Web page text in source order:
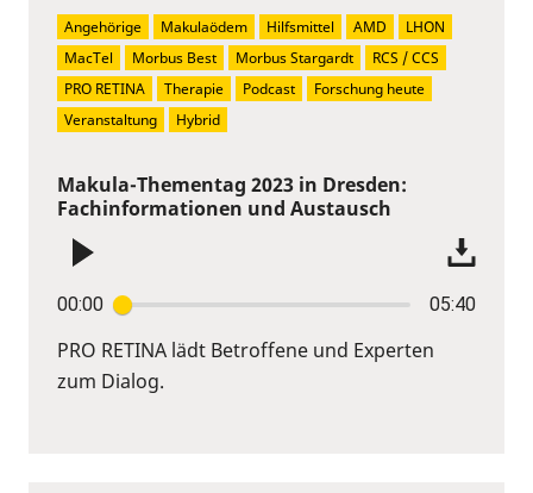
Makula-Thementag 2023 in Dresden:
Fachinformationen und Austausch
00:00 05:40
PRO RETINA lädt Betroffene und Experten
zum Dialog.
Angehörige Makulaödem Hilfsmittel AMD
LHON
MacTel
Morbus Best Morbus Stargardt
RCS / CCS
PRO RETINA
Therapie Podcast
Forschung heute
Veranstaltung
Hybrid